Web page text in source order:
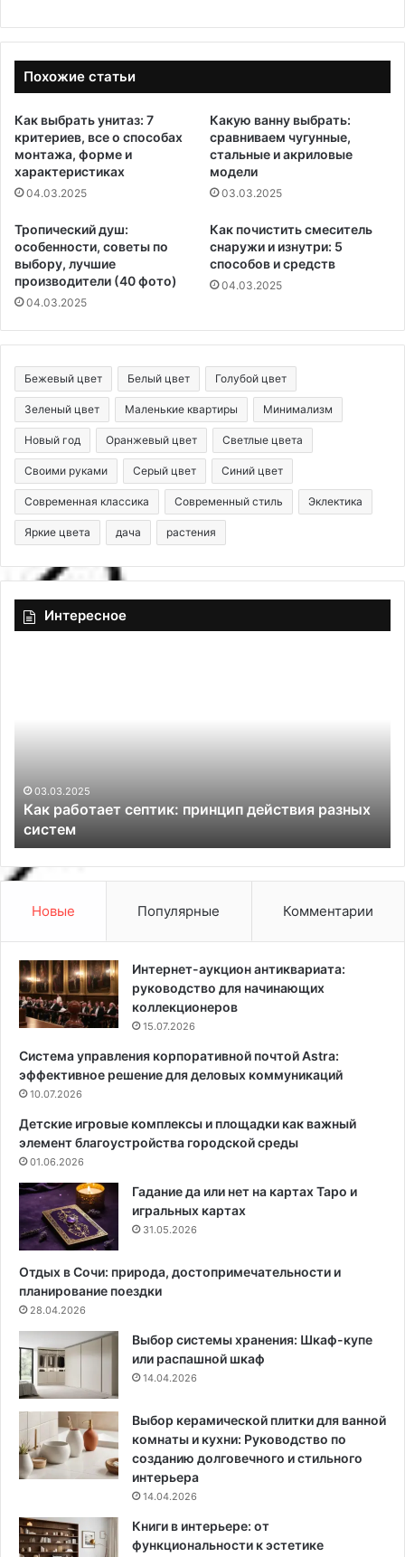
Похожие статьи
Как выбрать унитаз: 7
критериев, все о способах
монтажа, форме и
характеристиках
04.03.2025
Какую ванну выбрать:
сравниваем чугунные,
стальные и акриловые
модели
03.03.2025
Тропический душ:
особенности, советы по
выбору, лучшие
производители (40 фото)
04.03.2025
Как почистить смеситель
снаружи и изнутри: 5
способов и средств
04.03.2025
Бежевый цвет Белый цвет Голубой цвет
Зеленый цвет Маленькие квартиры Минимализм
Новый год Оранжевый цвет Светлые цвета
Своими руками Серый цвет Синий цвет
Современная классика Современный стиль Эклектика
Яркие цвета дача растения
Интересное
т
с
е
и
к
п
р
н
ц
и
д
е
с
и
я
р
а
ы
х
с
с
т
е
03.03.2025
Как работает септик: принцип действия разных
систем
и
е
Новые Популярные Комментарии
Интернет-аукцион антиквариата:
руководство для начинающих
коллекционеров
15.07.2026
Система управления корпоративной почтой Astra:
эффективное решение для деловых коммуникаций
10.07.2026
Детские игровые комплексы и площадки как важный
элемент благоустройства городской среды
01.06.2026
Гадание да или нет на картах Таро и
игральных картах
31.05.2026
Отдых в Сочи: природа, достопримечательности и
планирование поездки
28.04.2026
Выбор системы хранения: Шкаф-купе
или распашной шкаф
14.04.2026
Выбор керамической плитки для ванной
комнаты и кухни: Руководство по
созданию долговечного и стильного
интерьера
14.04.2026
Книги в интерьере: от
функциональности к эстетике